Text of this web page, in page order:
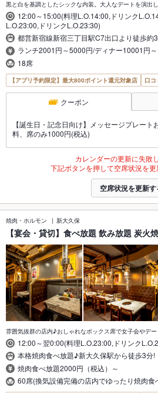
黒と白を基調としたシックな内装。大人なデートを演出し
12:00～15:00(料理L.O.14:00,ドリンク
L.O.23:00,ドリンクL.O.23:30)
都営新宿線新宿三丁目駅C7出口より徒歩約
ランチ2001円～5000円/ディナー10001円
18席
【アプリ予約限定】最大800ポイント還元対象店 口
クーポン
【誕生日・記念日向け】メッセージプレー
料、席のみ1000円(税込)
カレンダーの更新に失敗
下記ボタンを押して空席状況を更
空席状況を更新す
焼肉・ホルモン 新大久保
【宴会・貸切】食べ放題 飲み放題 炭火
雰囲気抜群の店内♪おしゃれなボックス席で女子会やデー
12:00～翌0:00(料理L.O.23:00,ドリンク
本格焼肉食べ放題♪新大久保駅から徒歩3分!
焼肉食べ放題2000円（税込）～
60席(換気設備完備の店内でゆったり焼肉